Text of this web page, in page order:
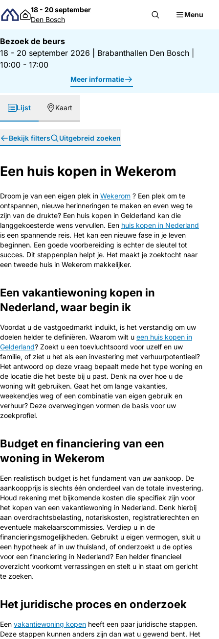
Direct naar inhoud
18 - 20 september
Den Bosch
Menu
Bezoek de beurs
18 - 20 september 2026
Brabanthallen Den Bosch
10:00 - 17:00
Meer informatie
Lijst Kaart
Bekijk filters Uitgebreid zoeken
Een huis kopen in Wekerom
Droom je van een eigen plek in Wekerom ? Een plek om te
ontspannen, nieuwe herinneringen te maken en even weg te
zijn van de drukte? Een huis kopen in Gelderland kan die
langgekoesterde wens vervullen. Een huis kopen in Nederland
is een spannende reis. Het kan een nieuwe fase in je leven
beginnen. Een goede voorbereiding is echter de sleutel tot
succes. Dit stappenplan helpt je. Het maakt je zoektocht naar
een tweede huis in Wekerom makkelijker.
Een vakantiewoning kopen in
Nederland, waar begin ik
Voordat u de vastgoedmarkt induikt, is het verstandig om uw
doelen helder te definiëren. Waarom wilt u een huis kopen in
Gelderland? Zoekt u een toevluchtsoord voor uzelf en uw
familie, of ziet u het als een investering met verhuurpotentieel?
Het antwoord op deze vraag bepaalt mede het type woning en
de locatie die het beste bij u past. Denk na over hoe u de
woning wilt gebruiken. Gaat het om lange vakanties,
weekendjes weg of een combinatie van eigen gebruik en
verhuur? Deze overwegingen vormen de basis voor uw
zoekprofiel.
Budget en financiering van een
woning in Wekerom
Een realistisch budget is het fundament van uw aankoop. De
aankoopprijs is slechts één onderdeel van de totale investering.
Houd rekening met bijkomende kosten die specifiek zijn voor
het kopen van een vakantiewoning in Nederland. Denk hierbij
aan overdrachtsbelasting, notariskosten, registratierechten en
eventuele makelaarscommissies. Verdiep u in de
financieringsmogelijkheden. Gebruikt u eigen vermogen, sluit u
een hypotheek af in uw thuisland, of onderzoekt u de opties
voor een financiering in Nederland? Een helder financieel
overzicht voorkomt verrassingen en stelt u in staat om gericht
te zoeken.
Het juridische proces en onderzoek
Een vakantiewoning kopen heeft een paar juridische stappen.
Deze stappen kunnen anders zijn dan wat u gewend bent. Het